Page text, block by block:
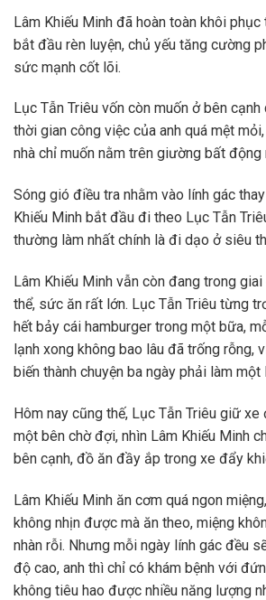
Lâm Khiếu Minh đã hoàn toàn khôi phục
bắt đầu rèn luyện, chủ yếu tăng cường
sức mạnh cốt lõi.
Lục Tẫn Triêu vốn còn muốn ở bên
thời gian công việc của anh quá mệt
nhà chỉ muốn nằm trên giường bất động
Sóng gió điều tra nhằm vào lính gác
Khiếu Minh bắt đầu đi theo Lục Tẫn
thường làm nhất chính là đi dạo ở siêu
Lâm Khiếu Minh vẫn còn đang trong
thể, sức ăn rất lớn. Lục Tẫn Triêu từng
hết bảy cái hamburger trong một bữa,
lạnh xong không bao lâu đã trống rỗng,
biến thành chuyện ba ngày phải làm một
Hôm nay cũng thế, Lục Tẫn Triêu giữ
một bên chờ đợi, nhìn Lâm Khiếu Minh
bên cạnh, đồ ăn đầy ắp trong xe đẩy
Lâm Khiếu Minh ăn cơm quá ngon
không nhịn được mà ăn theo, miệng
nhàn rỗi. Nhưng mỗi ngày lính gác đều
độ cao, anh thì chỉ có khám bệnh với
không tiêu hao được nhiều năng lượng